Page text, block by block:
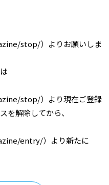
stop/）よりお願いしま
stop/）より現在ご登録
解除してから、
entry/）より新たに